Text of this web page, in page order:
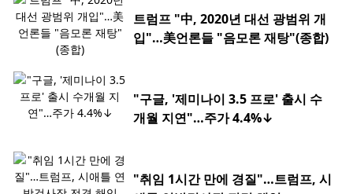
트럼프 "中, 2020년 대선 광범위 개
입"…美언론들 "음모론 재탕"(종합)
"구글, '제미나이 3.5 프로' 출시 수
개월 지연"…주가 4.4%↓
"취임 1시간 만에 경질"…트럼프, 시